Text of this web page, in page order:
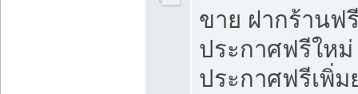
ขาย ฝากร้านฟ
ประกาศฟรีใหม่
ประกาศฟรีเพิ่